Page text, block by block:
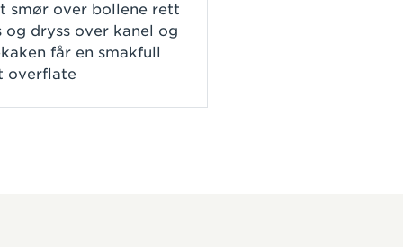
smør over bollene rett
og dryss over kanel og
får en smakfull
overflate